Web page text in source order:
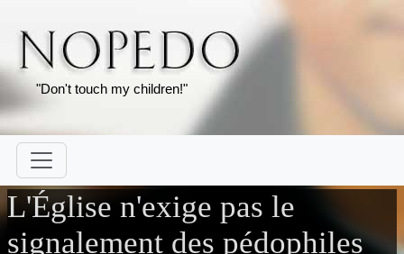
"Don't touch my children!"
L'Église n'exige pas le
signalement des pédophiles